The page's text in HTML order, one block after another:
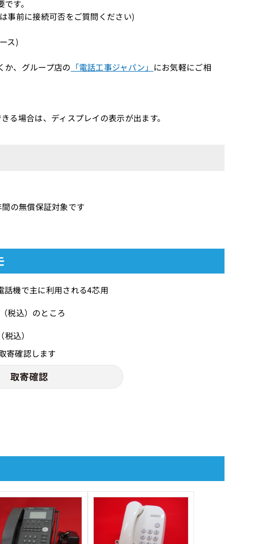
す。
前に接続可否をご質問ください)
ス)
か、グループ店の 「電話工事ジャパン」 にお気軽にご相
場合は、ディスプレイの表示が出ます。
の無償保証対象です
機で主に利用される4芯用
税込）のところ
（税込）
確認します